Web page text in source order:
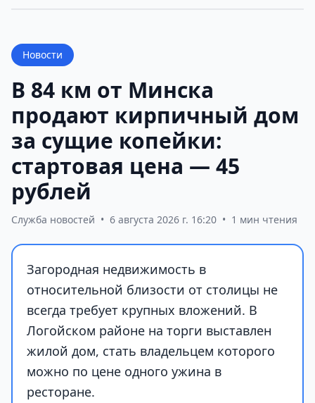
Новости
В 84 км от Минска
продают кирпичный дом
за сущие копейки:
стартовая цена — 45
рублей
Служба новостей • 6 августа 2026 г. 16:20 • 1 мин чтения
Загородная недвижимость в
относительной близости от столицы не
всегда требует крупных вложений. В
Логойском районе на торги выставлен
жилой дом, стать владельцем которого
можно по цене одного ужина в
ресторане.